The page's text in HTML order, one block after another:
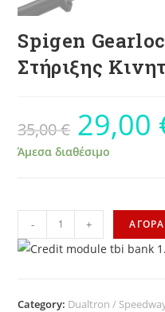
Spigen
Στήριξης
35,00€ 29,00
Άμεσα διαθέσιμο
- + ΑΓΟΡΑ
Category: Dualtron /